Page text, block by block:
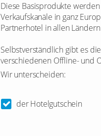
Diese Basisprodukte
Verkaufskanäle in ganz
Partnerhotel in allen
Selbstverständlich gibt es
verschiedenen Offline- und
Wir unterscheiden:
der Hotelgutschein